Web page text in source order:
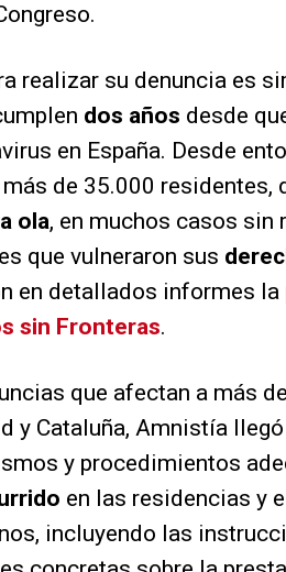
realizar su denuncia es
dos años desde
en España. Desde
de 35.000 residentes,
ola, en muchos casos sin
que vulneraron sus
en detallados informes la
sin Fronteras.
que afectan a más
y Cataluña, Amnistía
y procedimientos
en las residencias y
incluyendo las